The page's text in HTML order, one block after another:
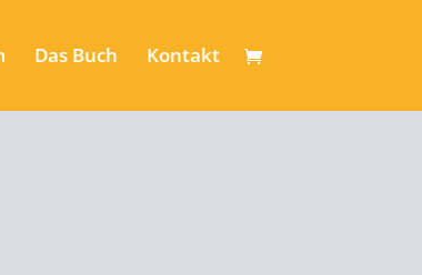
Das Buch Kontakt